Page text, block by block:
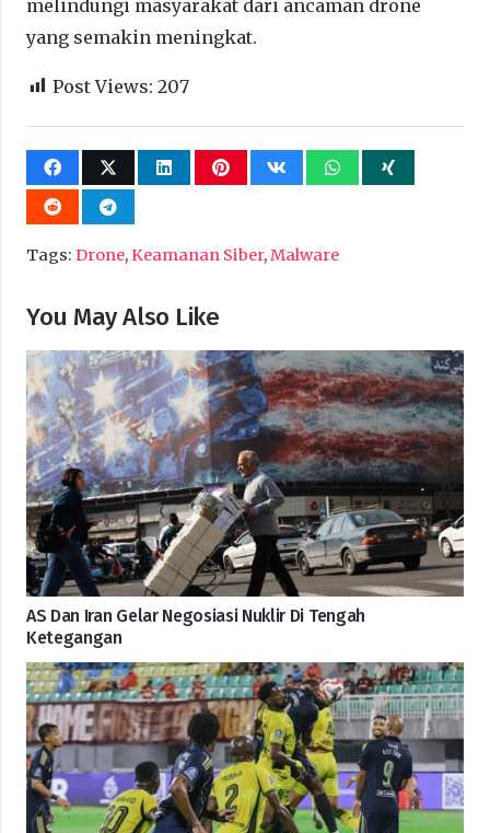
melindungi masyarakat dari ancaman drone
yang semakin meningkat.
Post Views: 207
Tags: Drone,Keamanan Siber,Malware
You May Also Like
AS Dan Iran Gelar Negosiasi Nuklir Di Tengah
Ketegangan